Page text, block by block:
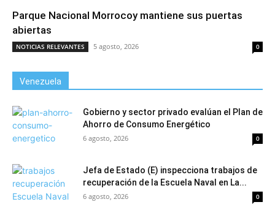
Parque Nacional Morrocoy mantiene sus puertas
abiertas
NOTICIAS RELEVANTES 5 agosto, 2026 0
Venezuela
Gobierno y sector privado evalúan el Plan de
Ahorro de Consumo Energético
6 agosto, 2026 0
Jefa de Estado (E) inspecciona trabajos de
recuperación de la Escuela Naval en La...
6 agosto, 2026 0